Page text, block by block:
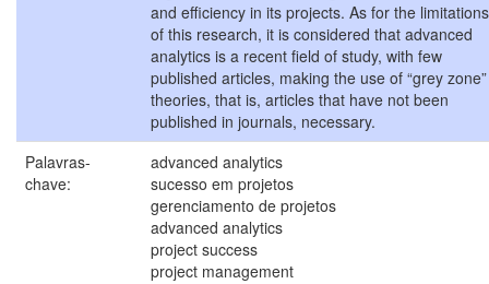
and efficiency in its projects. As for the limitations
of this research, it is considered that advanced
analytics is a recent field of study, with few
published articles, making the use of “grey zone”
theories, that is, articles that have not been
published in journals, necessary.
Palavras-
chave:
advanced analytics
sucesso em projetos
gerenciamento de projetos
advanced analytics
project success
project management